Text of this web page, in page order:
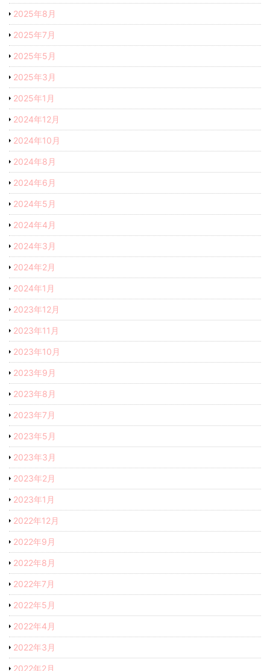
2025年8月
2025年7月
2025年5月
2025年3月
2025年1月
2024年12月
2024年10月
2024年8月
2024年6月
2024年5月
2024年4月
2024年3月
2024年2月
2024年1月
2023年12月
2023年11月
2023年10月
2023年9月
2023年8月
2023年7月
2023年5月
2023年3月
2023年2月
2023年1月
2022年12月
2022年9月
2022年8月
2022年7月
2022年5月
2022年4月
2022年3月
2022年2月